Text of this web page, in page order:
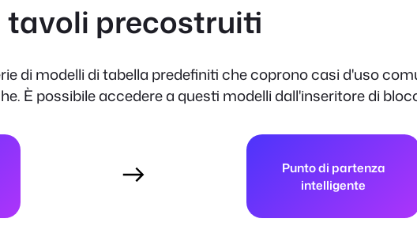
tavoli precostruiti
di modelli di tabella predefiniti che coprono casi d'uso
È possibile accedere a questi modelli dall'inseritore di
Punto di partenza
intelligente